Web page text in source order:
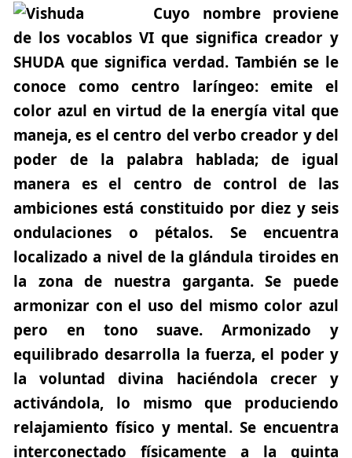
Cuyo nombre proviene
de los vocablos VI que significa creador y
SHUDA que significa verdad. También se le
conoce como centro laríngeo: emite el
color azul en virtud de la energía vital que
maneja, es el centro del verbo creador y del
poder de la palabra hablada; de igual
manera es el centro de control de las
ambiciones está constituido por diez y seis
ondulaciones o pétalos. Se encuentra
localizado a nivel de la glándula tiroides en
la zona de nuestra garganta. Se puede
armonizar con el uso del mismo color azul
pero en tono suave. Armonizado y
equilibrado desarrolla la fuerza, el poder y
la voluntad divina haciéndola crecer y
activándola, lo mismo que produciendo
relajamiento físico y mental. Se encuentra
interconectado físicamente a la quinta